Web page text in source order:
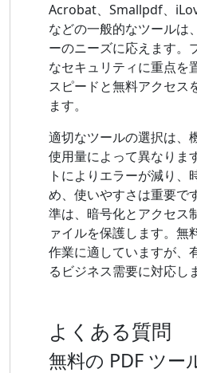
Acrobat、Smallpdf、
などの一般的なツールは
ーのニーズに応えます。
なセキュリティに重点を
スピードと無料アクセス
ます。
適切なツールの選択は、
使用量によって異なりま
トによりエラーが減り、
め、使いやすさは重要で
準は、暗号化とアクセス
ァイルを保護します。無
作業に適していますが、
るビジネス需要に対応し
よくある質問
無料の PDF ツー